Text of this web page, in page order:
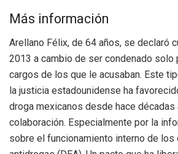
Más información
Arellano Félix, de 64 años, se declaró
2013 a cambio de ser condenado
cargos de los que le acusaban. Este
la justicia estadounidense ha
droga mexicanos desde hace décadas
colaboración. Especialmente por la
sobre el funcionamiento interno de los